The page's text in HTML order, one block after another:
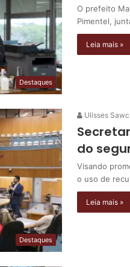
Destaques
O prefeito
Pimentel,
Leia mais »
Destaques
Ulisses
do
Visando
o uso de
Leia mais »